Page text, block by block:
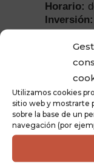
Utilizamos cookies
sitio web y mostrarte
sobre la base de un
navegación (por
Horario:
Inversión: